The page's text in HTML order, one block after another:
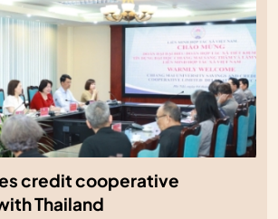
credit cooperative
Thailand